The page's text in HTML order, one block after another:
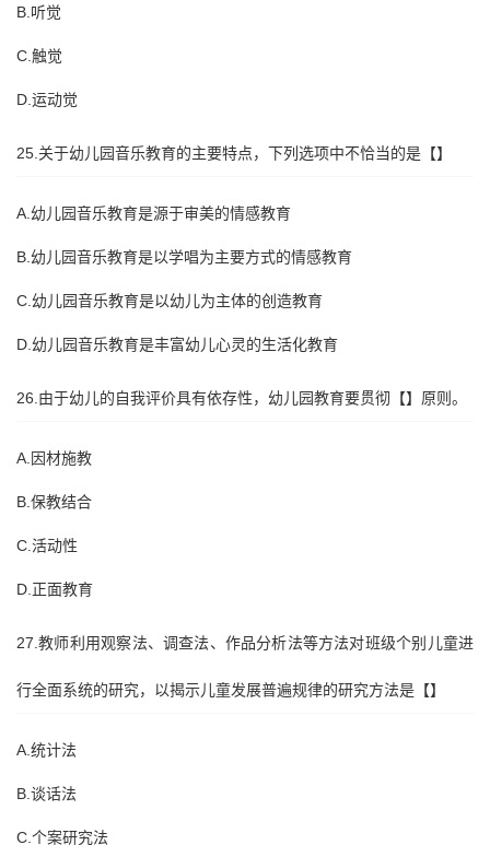
B.听觉
C.触觉
D.运动觉
25.关于幼儿园音乐教育的主要特点，下列选项中不恰当的是【】
A.幼儿园音乐教育是源于审美的情感教育
B.幼儿园音乐教育是以学唱为主要方式的情感教育
C.幼儿园音乐教育是以幼儿为主体的创造教育
D.幼儿园音乐教育是丰富幼儿心灵的生活化教育
26.由于幼儿的自我评价具有依存性，幼儿园教育要贯彻【】原则。
A.因材施教
B.保教结合
C.活动性
D.正面教育
27.教师利用观察法、调查法、作品分析法等方法对班级个别儿童进
行全面系统的研究，以揭示儿童发展普遍规律的研究方法是【】
A.统计法
B.谈话法
C.个案研究法